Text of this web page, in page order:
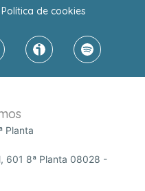
Política de cookies
Planta
601 8ª Planta 08028 -